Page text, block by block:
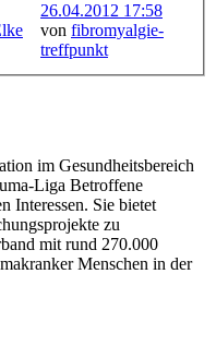
26.04.2012 17:58
von fibromyalgie-
treffpunkt
im Gesundheitsbereich
Liga Betroffene
Interessen. Sie bietet
zu
mit rund 270.000
Menschen in der